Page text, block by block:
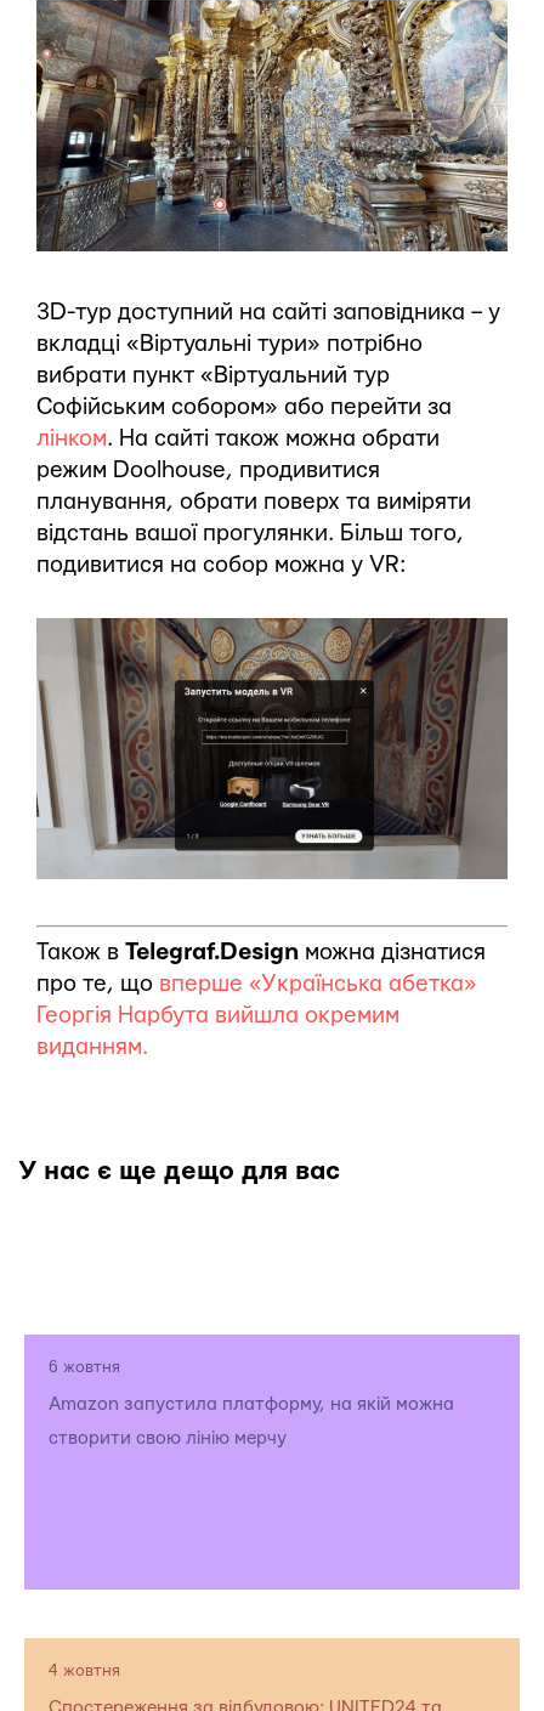
3D-тур доступний на сайті заповідника – у
вкладці «Віртуальні тури» потрібно
вибрати пункт «Віртуальний тур
Софійським собором» або перейти за
лінком. На сайті також можна обрати
режим Doolhouse, продивитися
планування, обрати поверх та виміряти
відстань вашої прогулянки. Більш того,
подивитися на собор можна у VR:
Також в Telegraf.Design можна дізнатися
про те, що вперше «Українська абетка»
Георгія Нарбута вийшла окремим
виданням.
У нас є ще дещо для вас
6 жовтня
Amazon запустила платформу, на якій можна
створити свою лінію мерчу
4 жовтня